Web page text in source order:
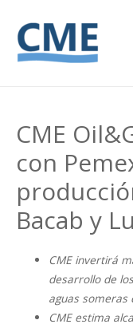
CME
con
Bacab y
CME invertirá
desarrollo de
aguas someras
CME estima